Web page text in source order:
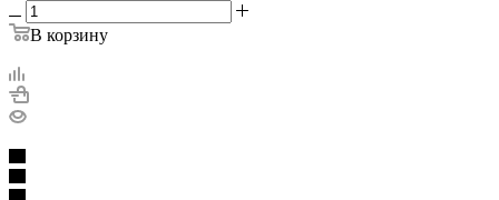
В корзину